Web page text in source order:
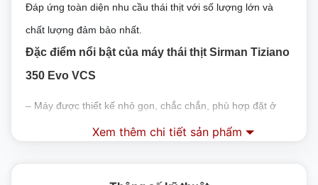
Đáp ứng toàn diện nhu cầu thái thịt với số lượng lớn và
chất lượng đảm bảo nhất.
Đặc điểm nổi bật của máy thái thịt Sirman Tiziano
350 Evo VCS
– Máy được thiết kế nhỏ gọn, chắc chắn, phù hợp đặt ở
nhiều không gianXem thêm chi tiết sản phẩm